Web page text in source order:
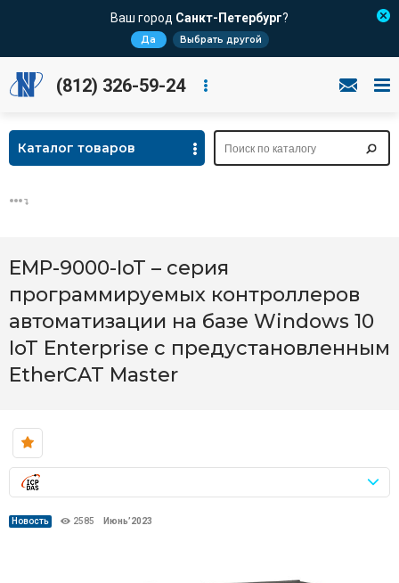
Ваш город Санкт-Петербург?
Да Выбрать другой
(812) 326-59-24
Каталог товаров
EMP-9000-IoT – серия
программируемых контроллеров
автоматизации на базе Windows 10
IoT Enterprise с предустановленным
EtherCAT Master
Новость 2585 Июнь’2023